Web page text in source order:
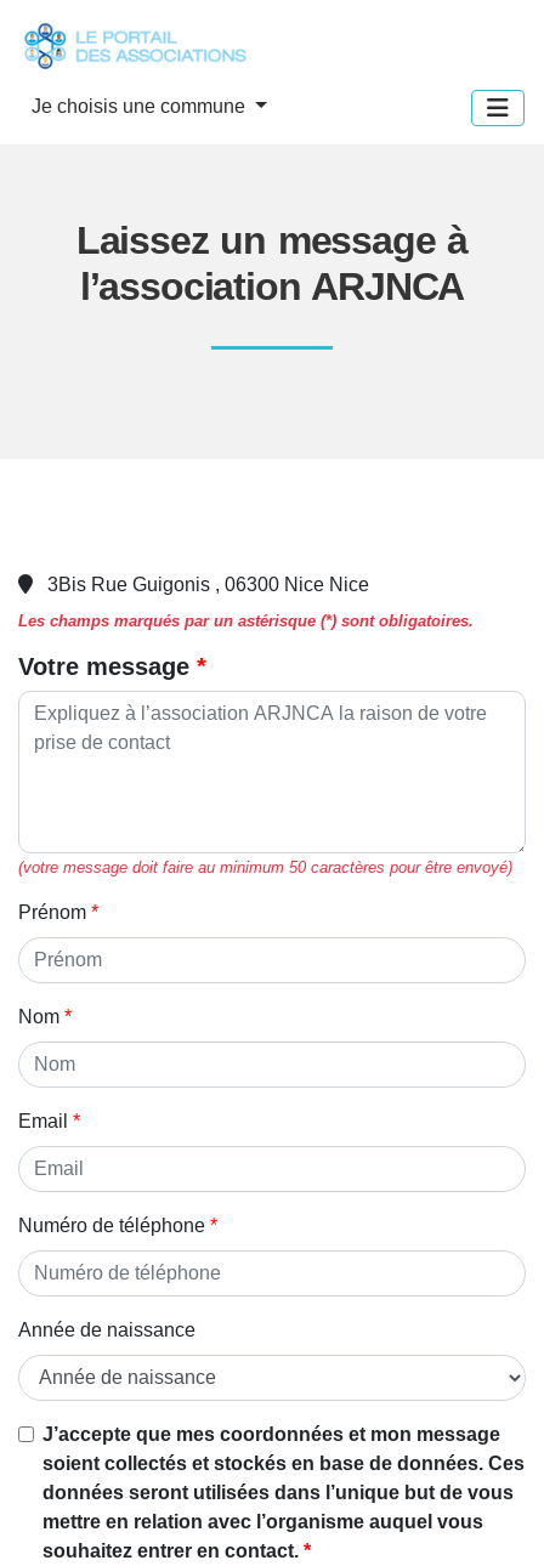
Je choisis une commune
Laissez un message à
l’association ARJNCA
3Bis Rue Guigonis , 06300 Nice Nice
Les champs marqués par un astérisque (*) sont obligatoires.
Votre message
(votre message doit faire au minimum 50 caractères pour être envoyé)
Prénom
Nom
Email
Numéro de téléphone
Année de naissance
J’accepte que mes coordonnées et mon message
soient collectés et stockés en base de données. Ces
données seront utilisées dans l’unique but de vous
mettre en relation avec l’organisme auquel vous
souhaitez entrer en contact.